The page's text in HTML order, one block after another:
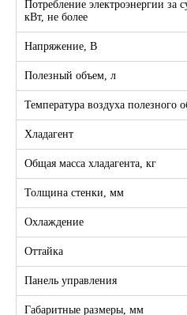
Потребление электроэнергии за
кВт, не более
Напряжение, В
Полезный объем, л
Температура воздуха полезного
Хладагент
Общая масса хладагента, кг
Толщина стенки, мм
Охлаждение
Оттайка
Панель управления
Габаритные размеры, мм